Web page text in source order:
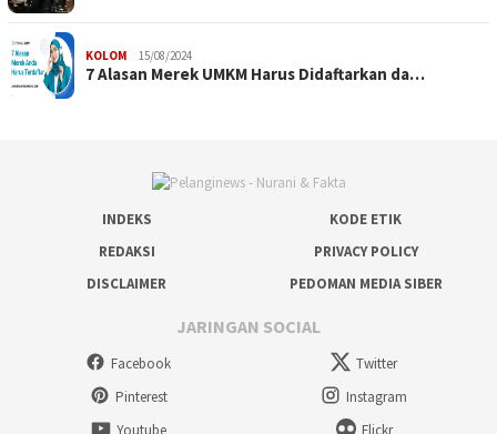
KOLOM 15/08/2024
7 Alasan Merek UMKM Harus Didaftarkan da…
INDEKS
KODE ETIK
REDAKSI
PRIVACY POLICY
DISCLAIMER
PEDOMAN MEDIA SIBER
JARINGAN SOCIAL
Facebook
Twitter
Pinterest
Instagram
Youtube
Flickr